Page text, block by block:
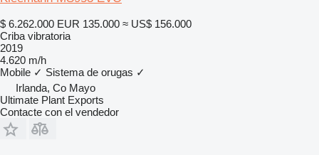
$ 6.262.000 EUR 135.000 ≈ US$ 156.000
Criba vibratoria
2019
4.620 m/h
Mobile ✓ Sistema de orugas ✓
Irlanda, Co Mayo
Ultimate Plant Exports
Contacte con el vendedor